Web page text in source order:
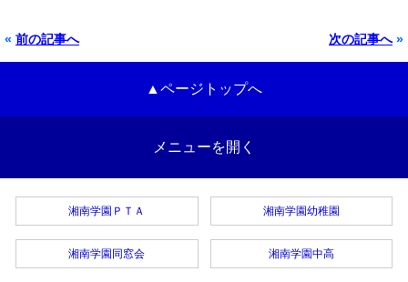
« 前の記事へ 次の記事へ»
▲ページトップへ
メニューを開く
湘南学園ＰＴＡ
湘南学園同窓会
湘南学園幼稚園
湘南学園中高